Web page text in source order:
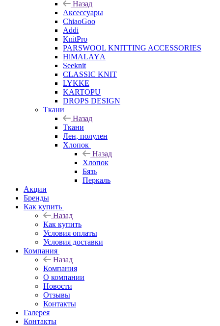
Назад
Аксессуары
ChiaoGoo
Addi
KnitPro
PARSWOOL KNITTING ACCESSORIES
HiMALAYА
Seeknit
CLASSIC KNIT
LYKKE
KАRTOPU
DROPS DЕSIGN
Ткани
Назад
Ткани
Лен, полулен
Хлопок
Назад
Хлопок
Бязь
Перкаль
Акции
Бренды
Как купить
Назад
Как купить
Условия оплаты
Условия доставки
Компания
Назад
Компания
О компании
Новости
Отзывы
Контакты
Галерея
Контакты